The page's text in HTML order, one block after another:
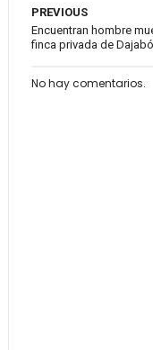
PREVIOUS
Encuentran hombre
finca privada de
No hay comentarios.